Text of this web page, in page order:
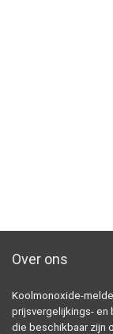
Over ons
Koolmonoxide-
prijsvergelijkings-
die beschikbaar zijn